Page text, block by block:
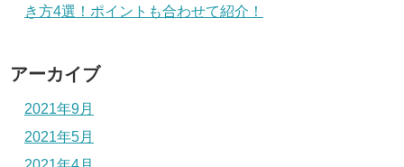
き方4選！ポイントも合わせて紹介！
アーカイブ
2021年9月
2021年5月